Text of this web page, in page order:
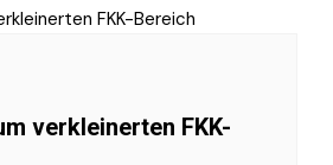
verkleinerten FKK-